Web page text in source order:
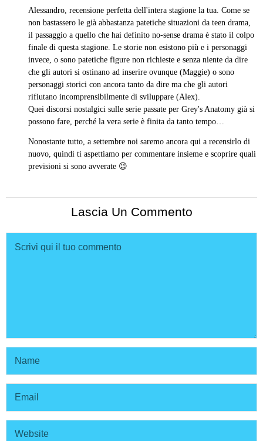
detto:
Alessandro, recensione perfetta dell'intera stagione la tua. Come se
non bastassero le già abbastanza patetiche situazioni da teen drama,
il passaggio a quello che hai definito no-sense drama è stato il colpo
finale di questa stagione. Le storie non esistono più e i personaggi
invece, o sono patetiche figure non richieste e senza niente da dire
che gli autori si ostinano ad inserire ovunque (Maggie) o sono
personaggi storici con ancora tanto da dire ma che gli autori
rifiutano incomprensibilmente di sviluppare (Alex).
Quei discorsi nostalgici sulle serie passate per Grey's Anatomy già si
possono fare, perché la vera serie è finita da tanto tempo…
Nonostante tutto, a settembre noi saremo ancora qui a recensirlo di
nuovo, quindi ti aspettiamo per commentare insieme e scoprire quali
previsioni si sono avverate 😉
Lascia Un Commento